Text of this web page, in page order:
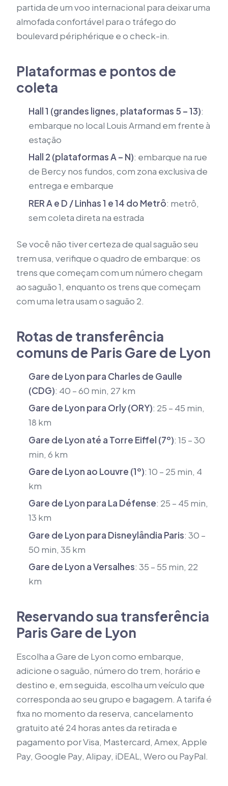
partida de um voo internacional para deixar uma
almofada confortável para o tráfego do
boulevard périphérique e o check-in.
Plataformas e pontos de
coleta
Hall 1 (grandes lignes, plataformas 5 – 13):
embarque no local Louis Armand em frente à
estação
Hall 2 (plataformas A – N): embarque na rue
de Bercy nos fundos, com zona exclusiva de
entrega e embarque
RER A e D / Linhas 1 e 14 do Metrô: metrô,
sem coleta direta na estrada
Se você não tiver certeza de qual saguão seu
trem usa, verifique o quadro de embarque: os
trens que começam com um número chegam
ao saguão 1, enquanto os trens que começam
com uma letra usam o saguão 2.
Rotas de transferência
comuns de Paris Gare de Lyon
Gare de Lyon para Charles de Gaulle
(CDG): 40 – 60 min, 27 km
Gare de Lyon para Orly (ORY): 25 – 45 min,
18 km
Gare de Lyon até a Torre Eiffel (7º): 15 – 30
min, 6 km
Gare de Lyon ao Louvre (1º): 10 – 25 min, 4
km
Gare de Lyon para La Défense: 25 – 45 min,
13 km
Gare de Lyon para Disneylândia Paris: 30 –
50 min, 35 km
Gare de Lyon a Versalhes: 35 – 55 min, 22
km
Reservando sua transferência
Paris Gare de Lyon
Escolha a Gare de Lyon como embarque,
adicione o saguão, número do trem, horário e
destino e, em seguida, escolha um veículo que
corresponda ao seu grupo e bagagem. A tarifa é
fixa no momento da reserva, cancelamento
gratuito até 24 horas antes da retirada e
pagamento por Visa, Mastercard, Amex, Apple
Pay, Google Pay, Alipay, iDEAL, Wero ou PayPal.